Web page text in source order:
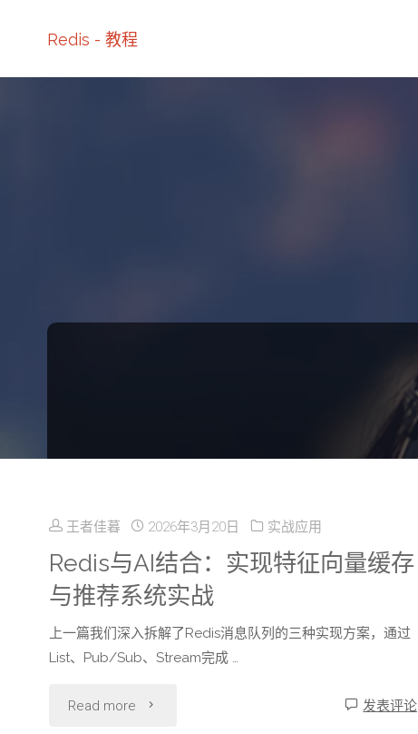
Redis - 教程
王者佳暮 2026年3月20日 实战应用
Redis与AI结合：实现特征向量缓存
与推荐系统实战
上一篇我们深入拆解了Redis消息队列的三种实现方案，通过
List、Pub/Sub、Stream完成 …
Read more "Redis 发表评论